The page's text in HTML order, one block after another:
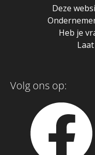
Deze
Heb je
Volg ons op: